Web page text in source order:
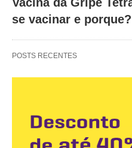
se vacinar e porque?
POSTS RECENTES